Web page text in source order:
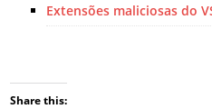
Extensões maliciosas do
Share this: